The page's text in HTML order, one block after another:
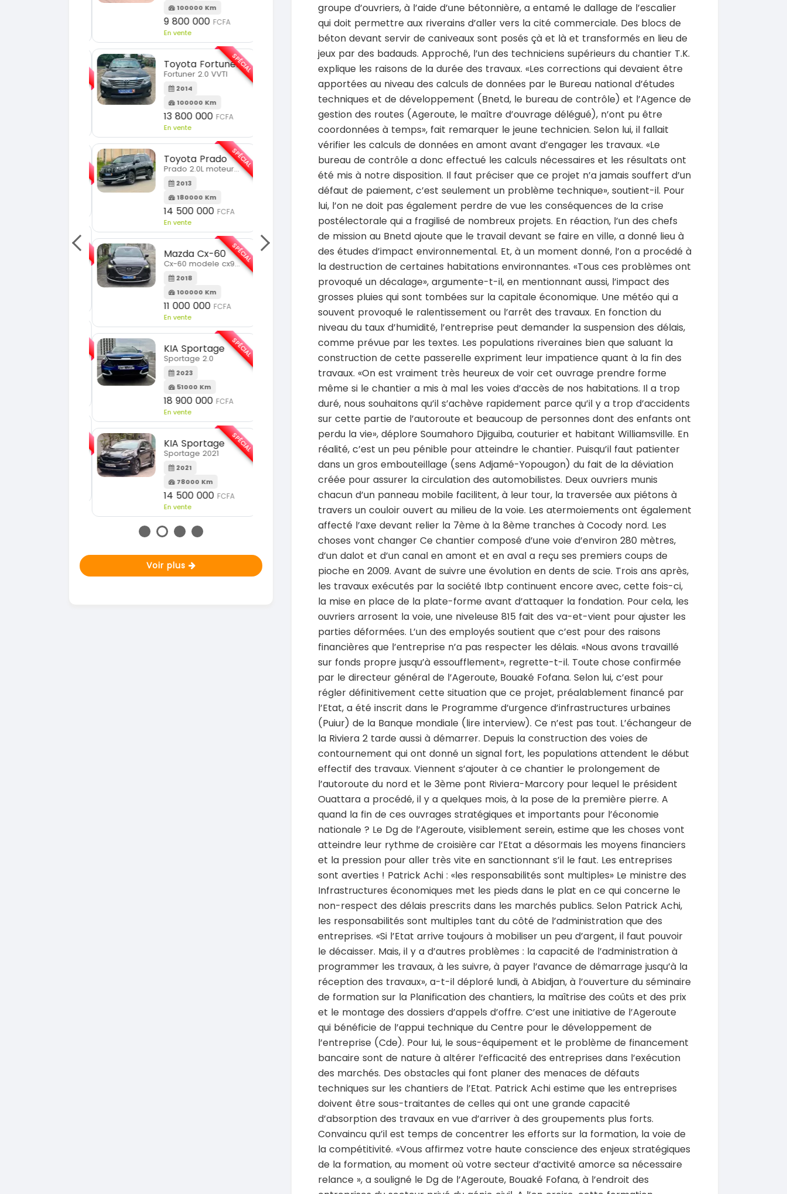
SPÉCIAL
100000 Km
9 800 000 FCFA
En vente
Toyota Fortuner
Fortuner 2.0 VVTI
2014
100000 Km
13 800 000 FCFA
En vente
SPÉCIAL
Toyota Prado
Prado 2.0L moteur d4d
2013
180000 Km
14 500 000 FCFA
En vente
SPÉCIAL
Mazda Cx-60
Cx-60 modele cx9 full option
2018
100000 Km
11 000 000 FCFA
En vente
SPÉCIAL
KIA Sportage
Sportage 2.0
2023
51000 Km
18 900 000 FCFA
En vente
SPÉCIAL
KIA Sportage
Sportage 2021
2021
78000 Km
14 500 000 FCFA
En vente
SPÉCIAL
85000 Km
9 300 000FCFA
En vente
Toyota Land Cruiser
Land Cruiser vxr LC300
2026 1 Km
105 000 000 FCFA
En vente
SPÉCIAL
Toyota Hilux
Hilux 2017
14 500 000
En vente
SPÉCIAL
Mitsubishi L200
L200 sportero
2021
76000 Km
18 500 000
En vente
SPÉCIAL
KIA Sportage
Sportage x-line
2024
10000 Km
22 800 000FCFA
En vente
SPÉCIAL
Dacia Dokker
Dokker 1.6
2014
100000 Km
3 800 000FCFA
En vente
SPÉCIAL
60000 Km
37 000 000FCFA
Mitsubishi Pajero
Pajero 2.0
2012
129000 Km
7 800 000FCFA
En vente
SPÉCIAL
Toyota Prado
Prado 1.6
100000 Km
15 800 000 FCFA
En vente
SPÉCIAL
Honda CR-V
CR-V Touring
2022
52000 Km
18 900 000
En vente
SPÉCIAL
Toyota Prado
Prado 2.0L
2016
100000 Km
16 800 000 FCFA
En vente
SPÉCIAL
Mazda CX-5
CX-5 2.0 sport
2015
100000 Km
8 900 000FCFA
En vente
SPÉCIAL
45000 Km
18 900 000
En vente
Bestune T77
T77 2.0 7
2021
75000 Km
9 500 000
En vente
NEUF Chery Rely
Rely R8
21 500 000
En vente
Ford Ranger
Ranger 2.0L
2020
130000 Km
15 500 000
En vente
Santa FE 2.0
2021
63000 Km
15 000 000
En vente
KIA Sorento
Sorento full option
2021
60000 Km
18 500 000
En vente
Voir plus
groupe d’ouvriers, à l’aide d’une bétonnière, a entamé le dallage de l’escalier
qui doit permettre aux riverains d’aller vers la cité commerciale. Des blocs de
béton devant servir de caniveaux sont posés çà et là et transformés en lieu de
jeux par des badauds. Approché, l’un des techniciens supérieurs du chantier T.K.
explique les raisons de la durée des travaux. «Les corrections qui devaient être
apportées au niveau des calculs de données par le Bureau national d’études
techniques et de développement (Bnetd, le bureau de contrôle) et l’Agence de
gestion des routes (Ageroute, le maître d’ouvrage délégué), n’ont pu être
coordonnées à temps», fait remarquer le jeune technicien. Selon lui, il fallait
vérifier les calculs de données en amont avant d’engager les travaux. «Le
bureau de contrôle a donc effectué les calculs nécessaires et les résultats ont
été mis à notre disposition. Il faut préciser que ce projet n’a jamais souffert d’un
défaut de paiement, c’est seulement un problème technique», soutient-il. Pour
lui, l’on ne doit pas également perdre de vue les conséquences de la crise
postélectorale qui a fragilisé de nombreux projets. En réaction, l’un des chefs
de mission au Bnetd ajoute que le travail devant se faire en ville, a donné lieu à
des études d’impact environnemental. Et, à un moment donné, l’on a procédé à
la destruction de certaines habitations environnantes. «Tous ces problèmes ont
provoqué un décalage», argumente-t-il, en mentionnant aussi, l’impact des
grosses pluies qui sont tombées sur la capitale économique. Une météo qui a
souvent provoqué le ralentissement ou l’arrêt des travaux. En fonction du
niveau du taux d’humidité, l’entreprise peut demander la suspension des délais,
comme prévue par les textes. Les populations riveraines bien que saluant la
construction de cette passerelle expriment leur impatience quant à la fin des
travaux. «On est vraiment très heureux de voir cet ouvrage prendre forme
même si le chantier a mis à mal les voies d’accès de nos habitations. Il a trop
duré, nous souhaitons qu’il s’achève rapidement parce qu’il y a trop d’accidents
sur cette partie de l’autoroute et beaucoup de personnes dont des enfants ont
perdu la vie», déplore Soumahoro Djiguiba, couturier et habitant Williamsville. En
réalité, c’est un peu pénible pour atteindre le chantier. Puisqu’il faut patienter
dans un gros embouteillage (sens Adjamé-Yopougon) du fait de la déviation
créée pour assurer la circulation des automobilistes. Deux ouvriers munis
chacun d’un panneau mobile facilitent, à leur tour, la traversée aux piétons à
travers un couloir ouvert au milieu de la voie. Les atermoiements ont également
affecté l’axe devant relier la 7ème à la 8ème tran­ches à Cocody nord. Les
choses vont changer Ce chantier composé d’une voie d’environ 280 mètres,
d’un dalot et d’un canal en amont et en aval a reçu ses premiers coups de
pioche en 2009. Avant de suivre une évolution en dents de scie. Trois ans après,
les travaux exécutés par la société Ibtp continuent encore avec, cette fois-ci,
la mise en place de la plate-forme avant d’attaquer la fondation. Pour cela, les
ouvriers arrosent la voie, une niveleuse 815 fait des va-et-vient pour ajuster les
parties déformées. L’un des employés soutient que c’est pour des raisons
financières que l’entreprise n’a pas respecter les délais. «Nous avons travaillé
sur fonds propre jusqu’à essoufflement», regrette-t-il. Toute chose confirmée
par le directeur général de l’Ageroute, Bouaké Fofana. Selon lui, c’est pour
régler définitivement cette situation que ce projet, préalablement financé par
l’Etat, a été inscrit dans le Programme d’urgence d’infrastructures urbaines
(Puiur) de la Banque mondiale (lire interview). Ce n’est pas tout. L’échangeur de
la Riviera 2 tarde aussi à démarrer. Depuis la construction des voies de
contournement qui ont donné un signal fort, les populations attendent le début
effectif des travaux. Viennent s’ajouter à ce chantier le prolongement de
l’autoroute du nord et le 3ème pont Riviera-Marcory pour lequel le président
Ouattara a procédé, il y a quelques mois, à la pose de la première pierre. A
quand la fin de ces ouvrages stratégiques et importants pour l’économie
nationale ? Le Dg de l’Ageroute, visiblement serein, estime que les choses vont
atteindre leur rythme de croisière car l’Etat a désormais les moyens financiers
et la pression pour aller très vite en sanctionnant s’il le faut. Les entreprises
sont averties ! Patrick Achi : «les responsabilités sont multiples» Le ministre des
Infrastructures économiques met les pieds dans le plat en ce qui concerne le
non-respect des délais prescrits dans les marchés publics. Selon Patrick Achi,
les responsabilités sont multiples tant du côté de l’administration que des
entreprises. «Si l’Etat arrive toujours à mobiliser un peu d’argent, il faut pouvoir
le décaisser. Mais, il y a d’autres problèmes : la capacité de l’administration à
programmer les travaux, à les suivre, à payer l’avance de démarrage jusqu’à la
réception des travaux», a-t-il déploré lundi, à Abidjan, à l’ouverture du séminaire
de formation sur la Planification des chantiers, la maîtrise des coûts et des prix
et le montage des dossiers d’appels d’offre. C’est une initiative de l’Ageroute
qui bénéficie de l’appui technique du Centre pour le développement de
l’entreprise (Cde). Pour lui, le sous-équipement et le problème de financement
bancaire sont de nature à altérer l’efficacité des entreprises dans l’exécution
des marchés. Des obstacles qui font planer des menaces de défauts
techniques sur les chantiers de l’Etat. Patrick Achi estime que les entreprises
doivent être sous-traitantes de celles qui ont une grande capacité
d’absorption des travaux en vue d’arriver à des groupements plus forts.
Convaincu qu’il est temps de concentrer les efforts sur la formation, la voie de
la compétitivité. «Vous affirmez votre haute conscience des enjeux stratégiques
de la formation, au moment où votre secteur d’activité amorce sa nécessaire
relance », a souligné le Dg de l’Ageroute, Bouaké Fofana, à l’endroit des